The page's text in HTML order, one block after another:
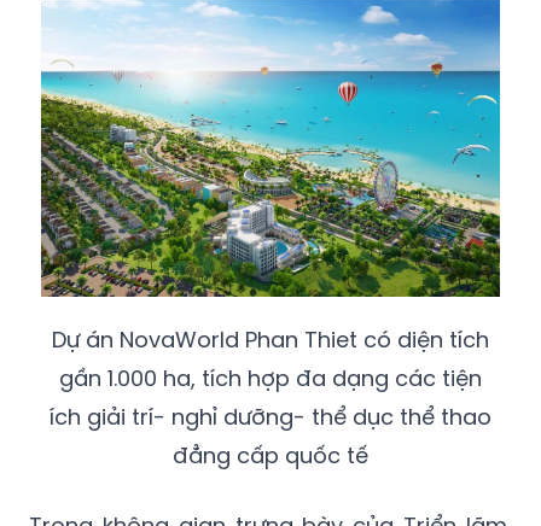
Dự án NovaWorld Phan Thiet có diện tích
gần 1.000 ha, tích hợp đa dạng các tiện
ích giải trí- nghỉ dưỡng- thể dục thể thao
đẳng cấp quốc tế